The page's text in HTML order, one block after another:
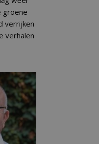
groene
verrijken
verhalen